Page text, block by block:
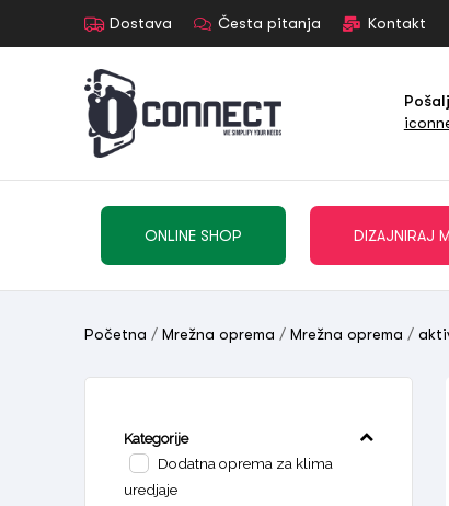
Dostava Česta pitanja Kontakt
ONLINE SHOP DIZAJNIRAJ
Početna / Mrežna oprema / Mrežna oprema /
Kategorije
Dodatna oprema za klima
uredjaje